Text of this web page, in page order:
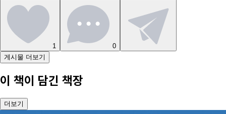
1
0
게시물 더보기
이 책이 담긴 책장
더보기